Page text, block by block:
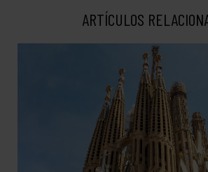
ARTÍCULOS